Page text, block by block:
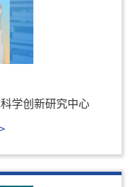
学创新研究中心